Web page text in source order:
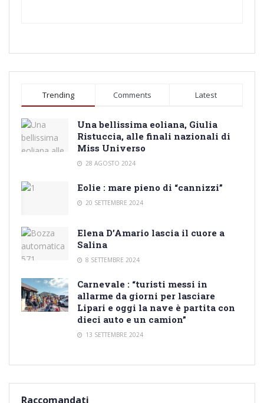
Trending Comments Latest
Una bellissima eoliana, Giulia
Ristuccia, alle finali nazionali di
Miss Universo
28 AGOSTO 2024
Eolie : mare pieno di “cannizzi”
20 SETTEMBRE 2024
Elena D’Amario lascia il cuore a
Salina
8 SETTEMBRE 2024
Carnevale : “turisti messi in
allarme da giorni per lasciare
Lipari e oggi la nave è partita con
dieci auto e un camion”
13 SETTEMBRE 2024
Raccomandati